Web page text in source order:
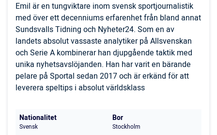
Emil är en tungviktare inom svensk sportjournalistik
med över ett decenniums erfarenhet från bland annat
Sundsvalls Tidning och Nyheter24. Som en av
landets absolut vassaste analytiker på Allsvenskan
och Serie A kombinerar han djupgående taktik med
unika nyhetsavslöjanden. Han har varit en bärande
pelare på Sportal sedan 2017 och är erkänd för att
leverera speltips i absolut världsklass
Nationalitet
Svensk
Bor
Stockholm